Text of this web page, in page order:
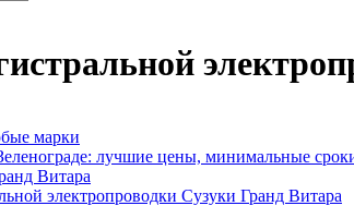
марки
лучшие цены, минимальные
Витара
электропроводки Сузуки Гранд Витара